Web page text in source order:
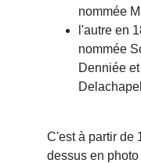
nommée
l'autre en
nommée
Denniée
C'est à partir de
dessus en